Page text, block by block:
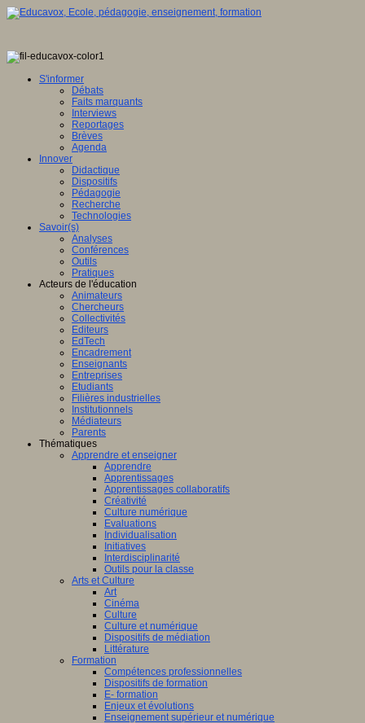
S'informer
Débats
Faits marquants
Interviews
Reportages
Brèves
Agenda
Innover
Didactique
Dispositifs
Pédagogie
Recherche
Technologies
Savoir(s)
Analyses
Conférences
Outils
Pratiques
Acteurs de l'éducation
Animateurs
Chercheurs
Collectivités
Editeurs
EdTech
Encadrement
Enseignants
Entreprises
Etudiants
Filières industrielles
Institutionnels
Médiateurs
Parents
Thématiques
Apprendre et enseigner
Apprendre
Apprentissages
Apprentissages collaboratifs
Créativité
Culture numérique
Evaluations
Individualisation
Initiatives
Interdisciplinarité
Outils pour la classe
Arts et Culture
Art
Cinéma
Culture
Culture et numérique
Dispositifs de médiation
Littérature
Formation
Compétences professionnelles
Dispositifs de formation
E- formation
Enjeux et évolutions
Enseignement supérieur et numérique